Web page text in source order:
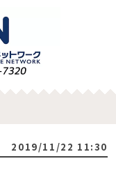
2019/11/22 11:30